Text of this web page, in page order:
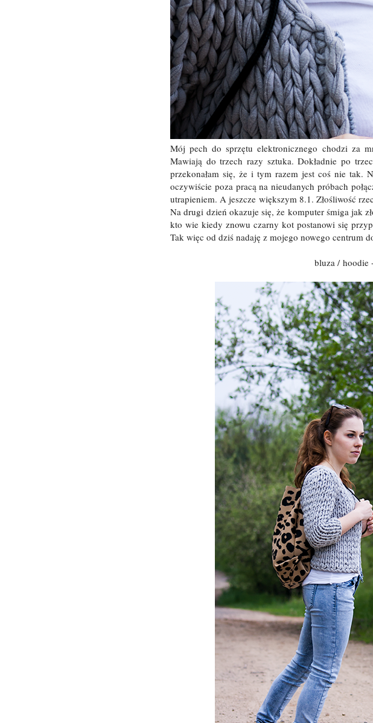
Mój pech do sprzętu elektronicznego chodzi za
Mawiają do trzech razy sztuka. Dokładnie po
przekonałam się, że i tym razem jest coś nie tak.
oczywiście poza pracą na nieudanych próbach
utrapieniem. A jeszcze większym 8.1. Złośliwość
Na drugi dzień okazuje się, że komputer śmiga jak
kto wie kiedy znowu czarny kot postanowi się
Tak więc od dziś nadaję z mojego nowego centrum
bluza /